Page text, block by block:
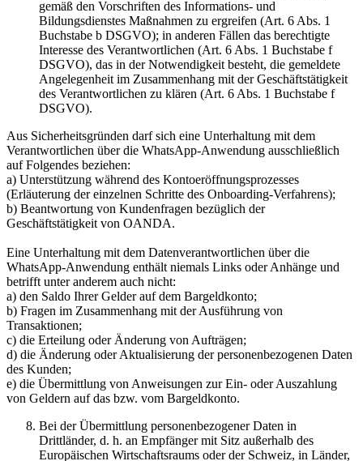
gemäß den Vorschriften des Informations- und
Bildungsdienstes Maßnahmen zu ergreifen (Art. 6 Abs. 1
Buchstabe b DSGVO); in anderen Fällen das berechtigte
Interesse des Verantwortlichen (Art. 6 Abs. 1 Buchstabe f
DSGVO), das in der Notwendigkeit besteht, die gemeldete
Angelegenheit im Zusammenhang mit der Geschäftstätigkeit
des Verantwortlichen zu klären (Art. 6 Abs. 1 Buchstabe f
DSGVO).
Aus Sicherheitsgründen darf sich eine Unterhaltung mit dem
Verantwortlichen über die WhatsApp-Anwendung ausschließlich
auf Folgendes beziehen:
a) Unterstützung während des Kontoeröffnungsprozesses
(Erläuterung der einzelnen Schritte des Onboarding-Verfahrens);
b) Beantwortung von Kundenfragen bezüglich der
Geschäftstätigkeit von OANDA.
Eine Unterhaltung mit dem Datenverantwortlichen über die
WhatsApp-Anwendung enthält niemals Links oder Anhänge und
betrifft unter anderem auch nicht:
a) den Saldo Ihrer Gelder auf dem Bargeldkonto;
b) Fragen im Zusammenhang mit der Ausführung von
Transaktionen;
c) die Erteilung oder Änderung von Aufträgen;
d) die Änderung oder Aktualisierung der personenbezogenen Daten
des Kunden;
e) die Übermittlung von Anweisungen zur Ein- oder Auszahlung
von Geldern auf das bzw. vom Bargeldkonto.
Bei der Übermittlung personenbezogener Daten in
Drittländer, d. h. an Empfänger mit Sitz außerhalb des
Europäischen Wirtschaftsraums oder der Schweiz, in Länder,